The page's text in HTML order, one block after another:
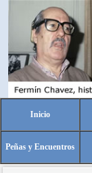
Inicio
Peñas y Encuentros